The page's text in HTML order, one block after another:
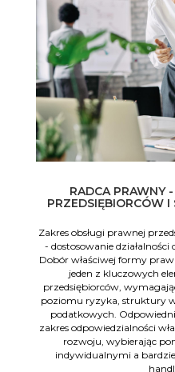
RADCA PRAWNY
PRZEDSIĘBIORCÓW
Zakres obsługi prawnej
- dostosowanie
Dobór właściwej formy
jeden z kluczowych
przedsiębiorców,
poziomu ryzyka, struktury
podatkowych.
zakres odpowiedzialności
rozwoju, wybierając
indywidualnymi a